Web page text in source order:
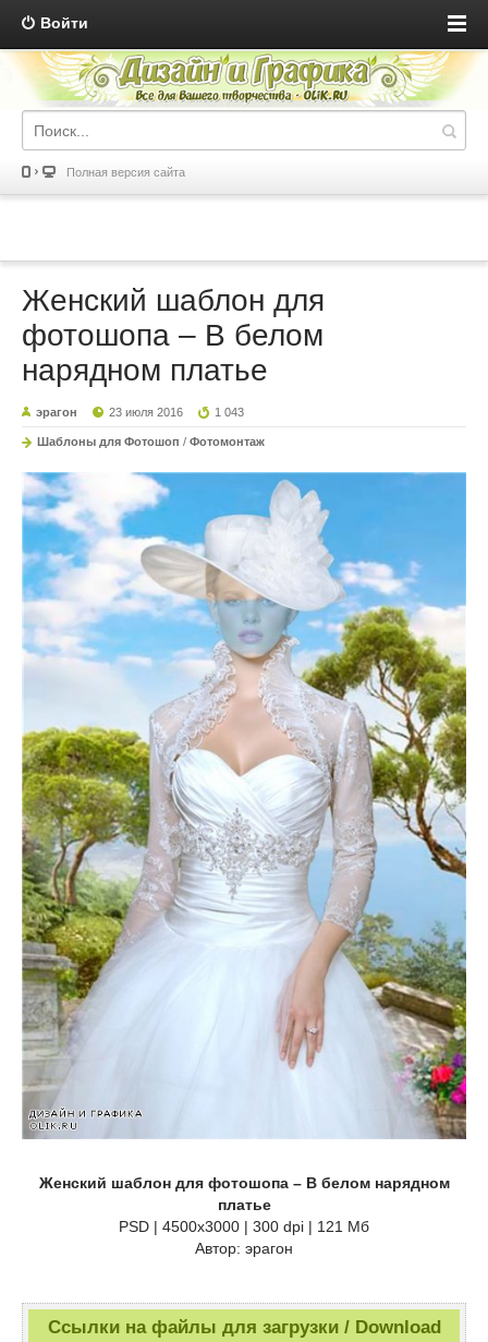
Войти
Полная версия сайта
Женский шаблон для
фотошопа – В белом
нарядном платье
эрагон 23 июля 2016 1 043
Шаблоны для Фотошоп / Фотомонтаж
Женский шаблон для фотошопа – В белом нарядном
платье
PSD | 4500x3000 | 300 dpi | 121 Мб
Автор: эрагон
Ссылки на файлы для загрузки / Download